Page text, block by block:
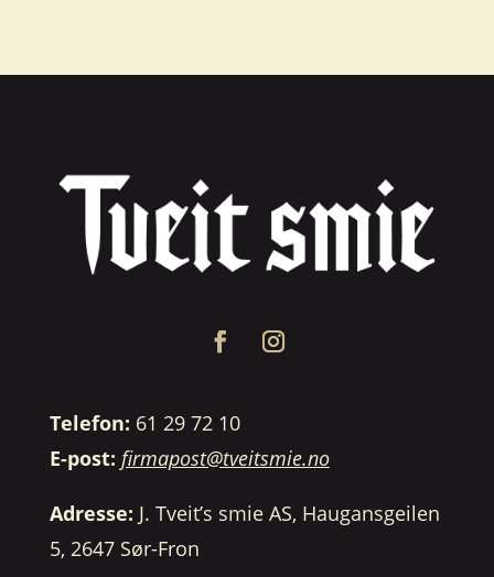
Telefon: 61 29 72 10
E-post: firmapost@tveitsmie.no
Adresse: J. Tveit’s smie AS, Haugansgeilen
5, 2647 Sør-Fron